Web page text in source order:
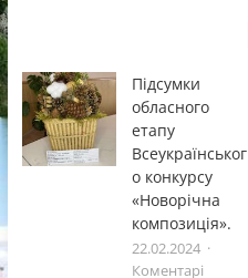
Підсумки
обласного
етапу
Всеукраїнськог
о конкурсу
«Новорічна
композиція».
22.02.2024
Коментарі